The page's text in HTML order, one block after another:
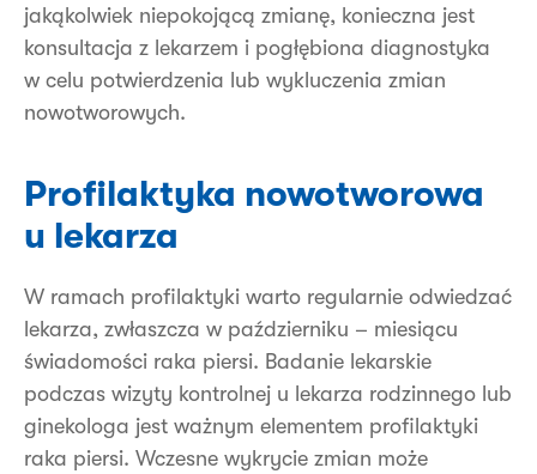
jakąkolwiek niepokojącą zmianę, konieczna jest
konsultacja z lekarzem i pogłębiona diagnostyka
w celu potwierdzenia lub wykluczenia zmian
nowotworowych.
Profilaktyka nowotworowa
u lekarza
W ramach profilaktyki warto regularnie odwiedzać
lekarza, zwłaszcza w październiku – miesiącu
świadomości raka piersi. Badanie lekarskie
podczas wizyty kontrolnej u lekarza rodzinnego lub
ginekologa jest ważnym elementem profilaktyki
raka piersi. Wczesne wykrycie zmian może